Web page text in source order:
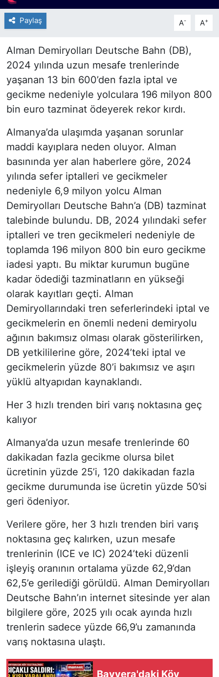
Paylaş A- A+
Alman Demiryolları Deutsche Bahn (DB),
2024 yılında uzun mesafe trenlerinde
yaşanan 13 bin 600’den fazla iptal ve
gecikme nedeniyle yolculara 196 milyon 800
bin euro tazminat ödeyerek rekor kırdı.
Almanya’da ulaşımda yaşanan sorunlar
maddi kayıplara neden oluyor. Alman
basınında yer alan haberlere göre, 2024
yılında sefer iptalleri ve gecikmeler
nedeniyle 6,9 milyon yolcu Alman
Demiryolları Deutsche Bahn’a (DB) tazminat
talebinde bulundu. DB, 2024 yılındaki sefer
iptalleri ve tren gecikmeleri nedeniyle de
toplamda 196 milyon 800 bin euro gecikme
iadesi yaptı. Bu miktar kurumun bugüne
kadar ödediği tazminatların en yükseği
olarak kayıtları geçti. Alman
Demiryollarındaki tren seferlerindeki iptal ve
gecikmelerin en önemli nedeni demiryolu
ağının bakımsız olması olarak gösterilirken,
DB yetkililerine göre, 2024’teki iptal ve
gecikmelerin yüzde 80’i bakımsız ve aşırı
yüklü altyapıdan kaynaklandı.
Her 3 hızlı trenden biri varış noktasına geç
kalıyor
Almanya’da uzun mesafe trenlerinde 60
dakikadan fazla gecikme olursa bilet
ücretinin yüzde 25’i, 120 dakikadan fazla
gecikme durumunda ise ücretin yüzde 50’si
geri ödeniyor.
Verilere göre, her 3 hızlı trenden biri varış
noktasına geç kalırken, uzun mesafe
trenlerinin (ICE ve IC) 2024’teki düzenli
işleyiş oranının ortalama yüzde 62,9’dan
62,5’e gerilediği görüldü. Alman Demiryolları
Deutsche Bahn’ın internet sitesinde yer alan
bilgilere göre, 2025 yılı ocak ayında hızlı
trenlerin sadece yüzde 66,9’u zamanında
varış noktasına ulaştı.
Bavyera'daki Köy